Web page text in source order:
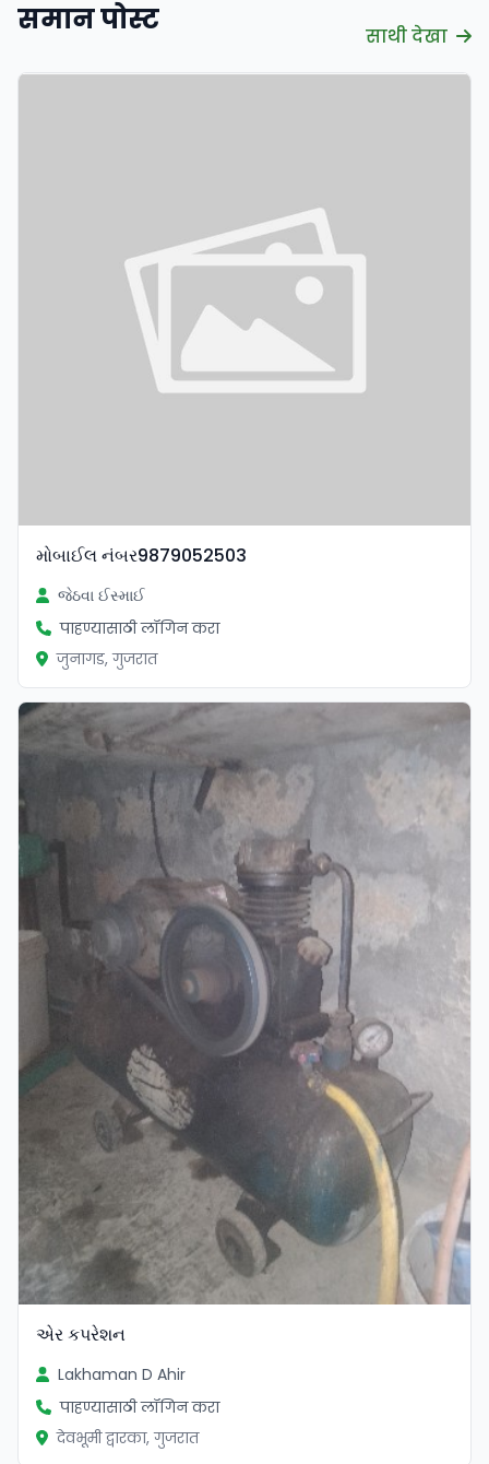
समान पोस्ट साथी देखा
મોબાઈલ નંબર9879052503
જેઠવા ઈસ્માઈ
पाहण्यासाठी लॉगिन करा
जुनागड, गुजरात
એર કપરેશન
Lakhaman D Ahir
पाहण्यासाठी लॉगिन करा
देवभूमी द्वारका, गुजरात